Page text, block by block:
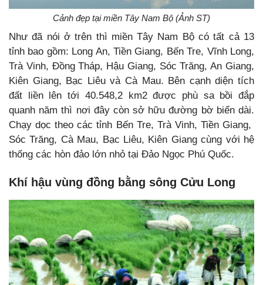
Cảnh đẹp tại miền Tây Nam Bộ (Ảnh ST)
Như đã nói ở trên thì miền Tây Nam Bộ có tất cả 13
tỉnh bao gồm: Long An, Tiền Giang, Bến Tre, Vĩnh Long,
Trà Vinh, Đồng Tháp, Hậu Giang, Sóc Trăng, An Giang,
Kiên Giang, Bạc Liêu và Cà Mau. Bên cạnh diện tích
đất liền lên tới 40.548,2 km2 được phù sa bồi đắp
quanh năm thì nơi đây còn sở hữu đường bờ biển dài.
Chạy dọc theo các tỉnh Bến Tre, Trà Vinh, Tiền Giang,
Sóc Trăng, Cà Mau, Bạc Liêu, Kiên Giang cùng với hệ
thống các hòn đảo lớn nhỏ tại Đảo Ngọc Phú Quốc.
Khí hậu vùng đồng bằng sông Cửu Long